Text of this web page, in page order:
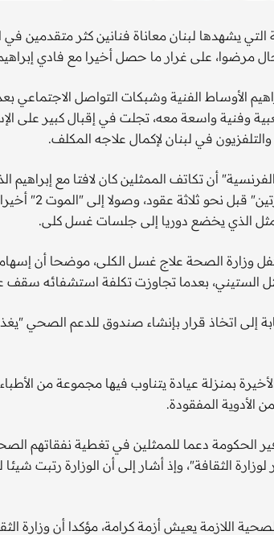
التي يشهدها لبنان معاناة فنانين كثر متقدمين
مرضوا، على غرار ما حصل أخيرا مع فادي
الأوساط الفنية وشبكات التواصل الاجتماعي
وفنية واسعة معه، تجلت في إقبال كبير على
في لبنان لإكمال علاجه المكلف.
أن تكاتف الممثلين كان لافتا مع
المحلية، كان
الذي يخضع دوريا إلى جلسات غسل كلى.
وزارة الصحة علاج غسل الكلى، موضحا أن
الستيني، بعدما تجاوزت تكلفة استشفائه سقف
اتخاذ قرار بإنشاء صندوق للدعم الصحي "يغذيه
بمنزلة عيادة يتناوب فيها مجموعة من
الأدوية المفقودة.
الحكومة دعما للممثلين في تغطية نفقاتهم
لوزارة الثقافة"، وإذ أشار إلى أن الوزارة رتبت
اللازمة يعيش أزمة كرامة، مؤكدا أن وزارة